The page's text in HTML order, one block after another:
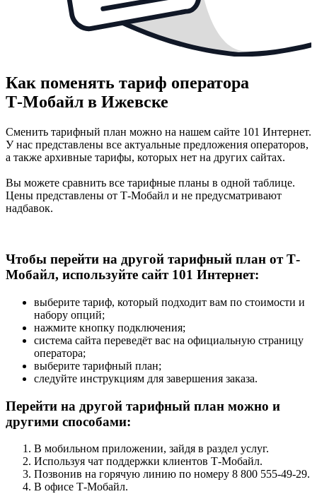
Как поменять тариф оператора
Т‑Мобайл в Ижевске
Сменить тарифный план можно на нашем сайте 101 Интернет.
У нас представлены все актуальные предложения операторов,
а также архивные тарифы, которых нет на других сайтах.
Вы можете сравнить все тарифные планы в одной таблице.
Цены представлены от Т-Мобайл и не предусматривают
надбавок.
Чтобы перейти на другой тарифный план от Т-
Мобайл, используйте сайт 101 Интернет:
выберите тариф, который подходит вам по стоимости и
набору опций;
нажмите кнопку подключения;
система сайта переведёт вас на официальную страницу
оператора;
выберите тарифный план;
следуйте инструкциям для завершения заказа.
Перейти на другой тарифный план можно и
другими способами:
В мобильном приложении, зайдя в раздел услуг.
Используя чат поддержки клиентов Т-Мобайл.
Позвонив на горячую линию по номеру 8 800 555‑49‑29.
В офисе Т-Мобайл.